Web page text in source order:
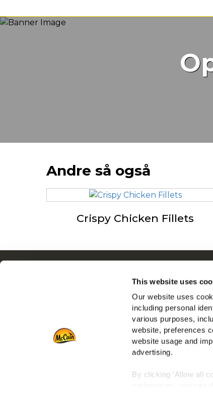
This website uses
Our website uses
including personal
various purposes,
website, preferences
website usage and
advertising.
By clicking 'Allow all
Andre så også
Crispy Chicken Fillets
Inspiration
Downloads